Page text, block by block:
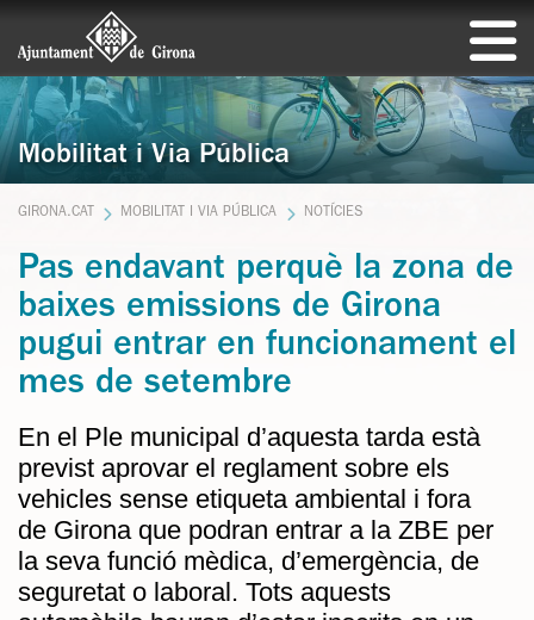
Mobilitat i Via Pública
GIRONA.CAT MOBILITAT I VIA PÚBLICA NOTÍCIES
Pas endavant perquè la zona de
baixes emissions de Girona
pugui entrar en funcionament el
mes de setembre
En el Ple municipal d’aquesta tarda està
previst aprovar el reglament sobre els
vehicles sense etiqueta ambiental i fora
de Girona que podran entrar a la ZBE per
la seva funció mèdica, d’emergència, de
seguretat o laboral. Tots aquests